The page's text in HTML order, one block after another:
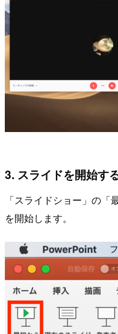
3. スライドを開始す
「スライドショー」の
を開始します。